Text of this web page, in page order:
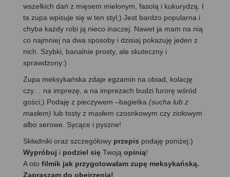
wszelkich dań z mięsem mielonym, fasolą i kukurydzą. I
ta zupa wpisuje się w ten styl;) Jest bardzo popularna i
chyba każdy robi ją nieco inaczej. Nawet ja mam na nią
co najmniej na dwa sposoby i dzisiaj pokazuję jeden z
nich. Szybki, banalnie prosty, ale skuteczny i
sprawdzony:)
Zupa meksykańska zdaje egzamin na obiad, kolację
czy… na imprezę, a na imprezach budzi furorę wśród
gości;) Podaję z pieczywem –bagietka (sucha lub z
masłem) lub tosty z masłem czosnkowym czy ziołowym
albo serowe. Sycące i pyszne!
Składniki oraz szczegółowy przepis podaję poniżej:)
Wypróbuj i podziel się Twoją opinią!
A oto filmik jak przygotowałam zupę meksykańską.
Zapraszam do obejrzenia!